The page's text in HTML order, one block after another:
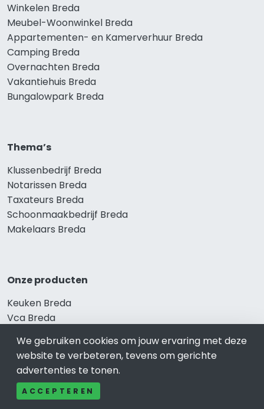
Winkelen Breda
Meubel-Woonwinkel Breda
Appartementen- en Kamerverhuur Breda
Camping Breda
Overnachten Breda
Vakantiehuis Breda
Bungalowpark Breda
Thema’s
Klussenbedrijf Breda
Notarissen Breda
Taxateurs Breda
Schoonmaakbedrijf Breda
Makelaars Breda
Onze producten
Keuken Breda
Vca Breda
Website laten maken Breda
Sportschool Breda
We gebruiken cookies om jouw ervaring met deze
website te verbeteren, tevens om gerichte
advertenties te tonen.
ACCEPTEREN